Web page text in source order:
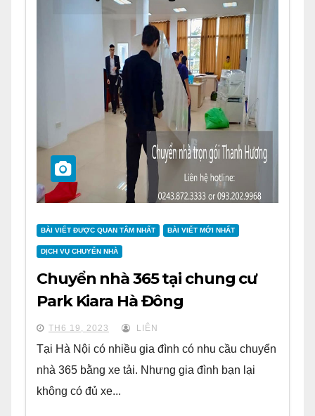
BÀI VIẾT ĐƯỢC QUAN TÂM NHẤT BÀI VIẾT MỚI NHẤT
DỊCH VỤ CHUYỂN NHÀ
Chuyển nhà 365 tại chung cư
Park Kiara Hà Đông
TH6 19, 2023 LIÊN
Tại Hà Nội có nhiều gia đình có nhu cầu chuyển
nhà 365 bằng xe tải. Nhưng gia đình bạn lại
không có đủ xe...